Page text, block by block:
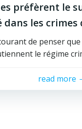
préfèrent le
les crimes
de penser
le régime
read more